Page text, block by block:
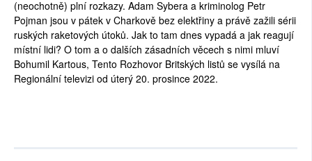
(neochotně) plní rozkazy. Adam Sybera a kriminolog Petr
Pojman jsou v pátek v Charkově bez elektřiny a právě zažili sérii
ruských raketových útoků. Jak to tam dnes vypadá a jak reagují
místní lidi? O tom a o dalších zásadních věcech s nimi mluví
Bohumil Kartous, Tento Rozhovor Britských listů se vysílá na
Regionální televizi od úterý 20. prosince 2022.